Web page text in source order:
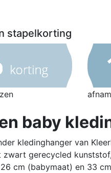
stapelkorting
baby
kledinghanger van
zwart gerecycled
cm (babymaat) en 33